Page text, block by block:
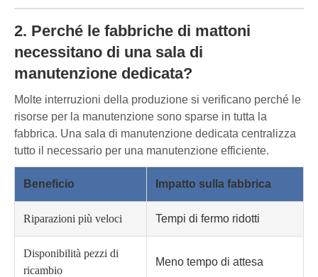
2. Perché le fabbriche di mattoni
necessitano di una sala di
manutenzione dedicata?
Molte interruzioni della produzione si verificano perché le
risorse per la manutenzione sono sparse in tutta la
fabbrica. Una sala di manutenzione dedicata centralizza
tutto il necessario per una manutenzione efficiente.
Beneficio Impatto sulla fabbrica
Riparazioni più veloci Tempi di fermo ridotti
Disponibilità pezzi di
ricambio
Meno tempo di attesa